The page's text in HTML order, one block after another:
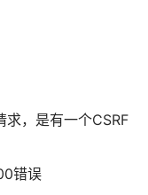
，是有一个CSRF
错误